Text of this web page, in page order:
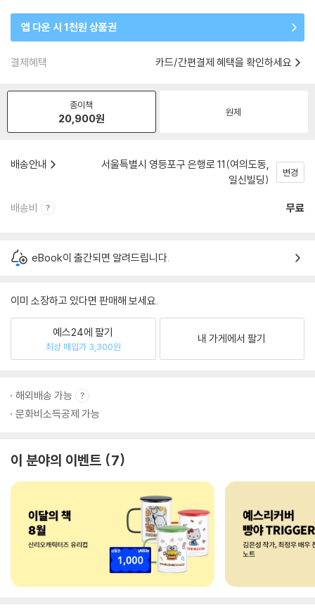
앱 다운 시 1천원 상품권
결제혜택 카드/간편결제 혜택을 확인하세요
종이책
20,900원 원제
배송안내
서울특별시 영등포구 은행로 11(여의도동,
일신빌딩)
변경
배송비 무료
eBook이 출간되면 알려드립니다.
이미 소장하고 있다면 판매해 보세요.
예스24에 팔기
최상 매입가 3,300원
내 가게에서 팔기
해외배송 가능
문화비소득공제 가능
이 분야의 이벤트 7